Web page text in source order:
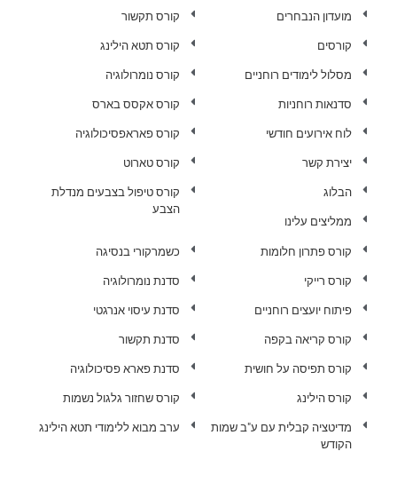
מועדון הנבחרים
קורסים
מסלול לימודים רוחניים
סדנאות רוחניות
לוח אירועים חודשי
יצירת קשר
הבלוג
ממליצים עלינו
קורס תקשור
קורס תטא הילינג
קורס נומרולוגיה
קורס אקסס בארס
קורס פאראפסיכולוגיה
קורס טארוט
קורס טיפול בצבעים מנדלת
הצבע
קורס פתרון חלומות
קורס רייקי
פיתוח יועצים רוחניים
קורס קריאה בקפה
קורס תפיסה על חושית
קורס הילינג
מדיטציה קבלית עם ע"ב שמות
הקודש
כשמרקורי בנסיגה
סדנת נומרולוגיה
סדנת עיסוי אנרגטי
סדנת תקשור
סדנת פארא פסיכולוגיה
קורס שחזור גלגול נשמות
ערב מבוא ללימודי תטא הילינג